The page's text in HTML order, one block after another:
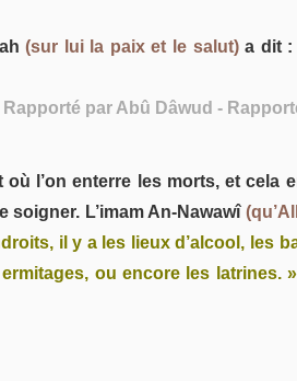
(sur lui la paix et le salut)a dit :
par Abû Dâwud -
où l’on enterre les morts, et
soigner. L’imam An-Nawawî
il y a les lieux d’alcool, les
ou encore les latrines. »